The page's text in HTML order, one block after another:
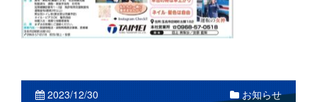
2023/12/30 お知らせ